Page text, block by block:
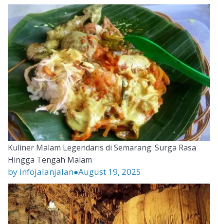
Kuliner Malam Legendaris di Semarang: Surga Rasa
Hingga Tengah Malam
by infojalanjalan●August 19, 2025